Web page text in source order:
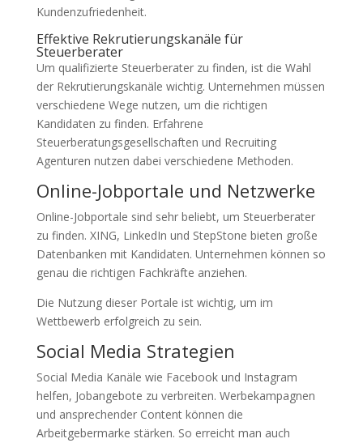
Kundenzufriedenheit.
Effektive Rekrutierungskanäle für
Steuerberater
Um qualifizierte Steuerberater zu finden, ist die Wahl
der Rekrutierungskanäle wichtig. Unternehmen müssen
verschiedene Wege nutzen, um die richtigen
Kandidaten zu finden. Erfahrene
Steuerberatungsgesellschaften und Recruiting
Agenturen nutzen dabei verschiedene Methoden.
Online-Jobportale und Netzwerke
Online-Jobportale sind sehr beliebt, um Steuerberater
zu finden. XING, LinkedIn und StepStone bieten große
Datenbanken mit Kandidaten. Unternehmen können so
genau die richtigen Fachkräfte anziehen.
Die Nutzung dieser Portale ist wichtig, um im
Wettbewerb erfolgreich zu sein.
Social Media Strategien
Social Media Kanäle wie Facebook und Instagram
helfen, Jobangebote zu verbreiten. Werbekampagnen
und ansprechender Content können die
Arbeitgebermarke stärken. So erreicht man auch